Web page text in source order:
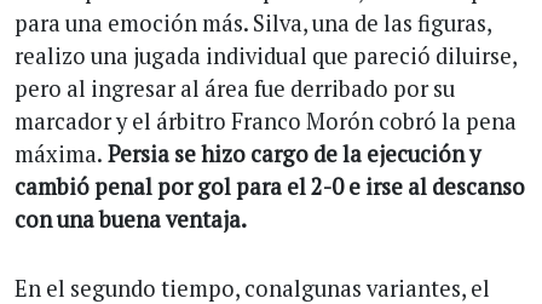
para una emoción más. Silva, una de las figuras,
realizo una jugada individual que pareció diluirse,
pero al ingresar al área fue derribado por su
marcador y el árbitro Franco Morón cobró la pena
máxima. Persia se hizo cargo de la ejecución y
cambió penal por gol para el 2-0 e irse al descanso
con una buena ventaja.
En el segundo tiempo, conalgunas variantes, el